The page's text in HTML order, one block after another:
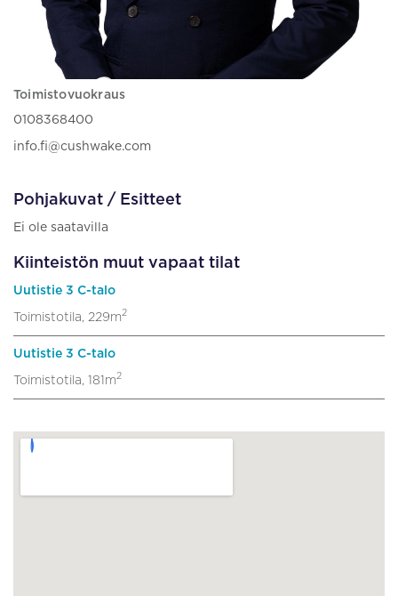
Toimistovuokraus
0108368400
info.fi@cushwake.com
Pohjakuvat / Esitteet
Ei ole saatavilla
Kiinteistön muut vapaat tilat
Uutistie 3 C-talo
Toimistotila, 229m2
Uutistie 3 C-talo
Toimistotila, 181m2